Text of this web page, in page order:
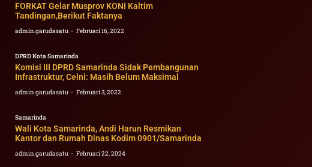
FORKAT Gelar Musprov KONI Kaltim
Tandingan,Berikut Faktanya
admin.garudasatu Februari 16, 2022
DPRD Kota Samarinda
Komisi III DPRD Samarinda Sidak Pembangunan
Infrastruktur, Celni: Masih Belum Maksimal
admin.garudasatu Februari 3, 2022
Samarinda
Wali Kota Samarinda, Andi Harun Resmikan
Kantor dan Rumah Dinas Kodim 0901/Samarinda
admin.garudasatu Februari 22, 2024